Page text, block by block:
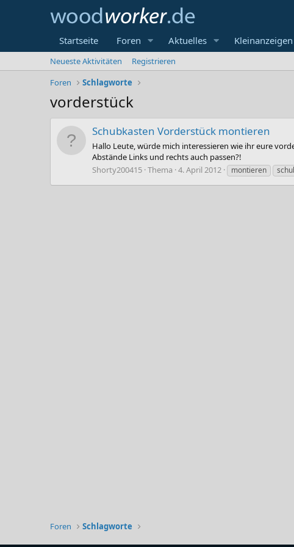
Startseite Foren Aktuelles Kleinanzeigen
Neueste Aktivitäten
Registrieren
Foren
Schlagworte
vorderstück
Schubkasten Vorderstück montieren
Hallo Leute, würde mich interessieren wie ihr eure
Abstände Links und rechts auch passen?!
Shorty200415 Thema 4. April 2012 montieren
Foren Schlagworte